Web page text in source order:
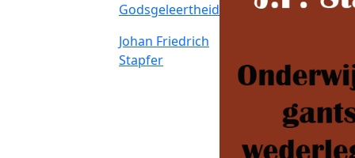
Godsgeleertheid
Johan Friedrich
Stapfer